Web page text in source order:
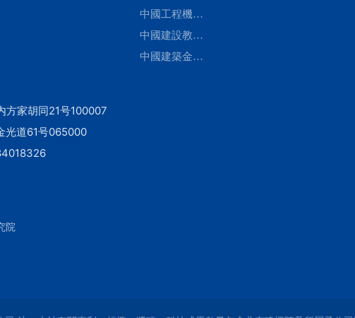
機械化分會
工業協會用戶
工作委員會
中國工程機械
工業協會工程
機械租賃分會
中國建設教育
協會建設機械
中國建築金屬
方家胡同21号100007
光道61号065000
院